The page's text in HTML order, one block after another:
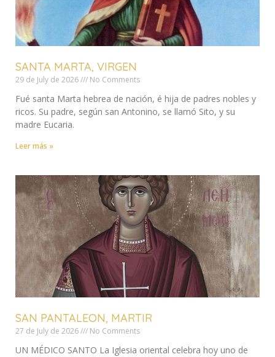
SANTA MARTA, VIRGEN
29 de July de 2026 No Comments
Fué santa Marta hebrea de nación, é hija de padres nobles y
ricos. Su padre, según san Antonino, se llamó Sito, y su
madre Eucaria.
Leer más »
SAN PANTALEON, MARTIR
27 de July de 2026 No Comments
UN MÉDICO SANTO La Iglesia oriental celebra hoy uno de